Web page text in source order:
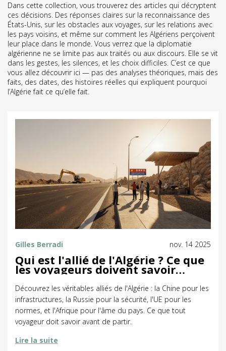
Dans cette collection, vous trouverez des articles qui décryptent
ces décisions. Des réponses claires sur la reconnaissance des
États-Unis, sur les obstacles aux voyages, sur les relations avec
les pays voisins, et même sur comment les Algériens perçoivent
leur place dans le monde. Vous verrez que la diplomatie
algérienne ne se limite pas aux traités ou aux discours. Elle se vit
dans les gestes, les silences, et les choix difficiles. C’est ce que
vous allez découvrir ici — pas des analyses théoriques, mais des
faits, des dates, des histoires réelles qui expliquent pourquoi
l’Algérie fait ce qu’elle fait.
Gilles Berradi nov. 14 2025
Qui est l'allié de l'Algérie ? Ce que
les voyageurs doivent savoir
avant de partir
Découvrez les véritables alliés de l'Algérie : la Chine pour les
infrastructures, la Russie pour la sécurité, l'UE pour les
normes, et l'Afrique pour l'âme du pays. Ce que tout
voyageur doit savoir avant de partir.
Lire la suite